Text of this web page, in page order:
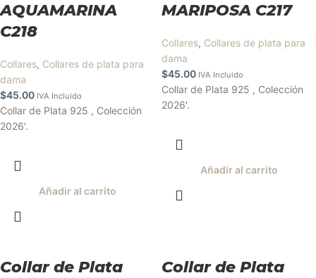
AQUAMARINA
C218
Collares, Collares de plata para
dama
$45.00 IVA Incluido
Collar de Plata 925 , Colección
2026'.
Añadir al carrito
MARIPOSA C217
Collares, Collares de plata para
dama
$45.00 IVA Incluido
Collar de Plata 925 , Colección
2026'.
Añadir al carrito
Collar de Plata
Collar de Plata